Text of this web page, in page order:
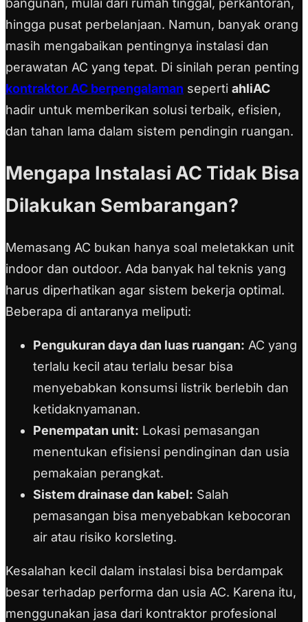
hingga pusat perbelanjaan. Namun, banyak orang
masih mengabaikan pentingnya instalasi dan
perawatan AC yang tepat. Di sinilah peran penting
kontraktor AC berpengalaman seperti ahliAC
hadir untuk memberikan solusi terbaik, efisien,
dan tahan lama dalam sistem pendingin ruangan.
Mengapa Instalasi AC Tidak Bisa
Dilakukan Sembarangan?
Memasang AC bukan hanya soal meletakkan unit
indoor dan outdoor. Ada banyak hal teknis yang
harus diperhatikan agar sistem bekerja optimal.
Beberapa di antaranya meliputi:
Pengukuran daya dan luas ruangan: AC yang
terlalu kecil atau terlalu besar bisa
menyebabkan konsumsi listrik berlebih dan
ketidaknyamanan.
Penempatan unit: Lokasi pemasangan
menentukan efisiensi pendinginan dan usia
pemakaian perangkat.
Sistem drainase dan kabel: Salah
pemasangan bisa menyebabkan kebocoran
air atau risiko korsleting.
Kesalahan kecil dalam instalasi bisa berdampak
besar terhadap performa dan usia AC. Karena itu,
menggunakan jasa dari kontraktor profesional